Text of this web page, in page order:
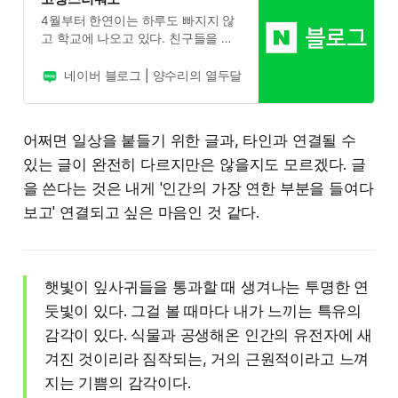
4월부터 한연이는 하루도 빠지지 않
고 학교에 나오고 있다. 친구들을 대
네이버 블로그 | 양수리의 열두달
어쩌면 일상을 붙들기 위한 글과, 타인과 연결될 수
있는 글이 완전히 다르지만은 않을지도 모르겠다. 글
을 쓴다는 것은 내게 '인간의 가장 연한 부분을 들여다
보고' 연결되고 싶은 마음인 것 같다.
햇빛이 잎사귀들을 통과할 때 생겨나는 투명한 연
둣빛이 있다. 그걸 볼 때마다 내가 느끼는 특유의
감각이 있다. 식물과 공생해온 인간의 유전자에 새
겨진 것이리라 짐작되는, 거의 근원적이라고 느껴
지는 기쁨의 감각이다.